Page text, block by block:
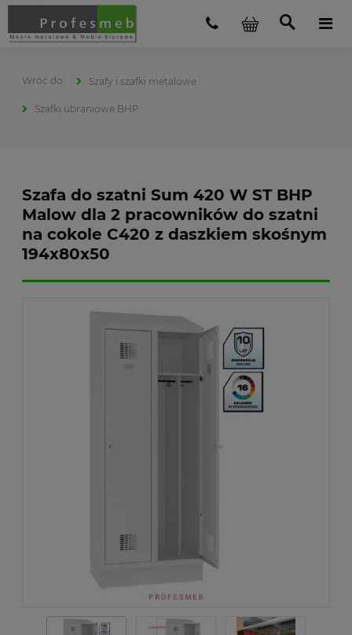
Szafy i szafki metalowe
Szafki ubraniowe BHP
Szafa do szatni Sum 420 W ST BHP
Malow dla 2 pracowników do szatni
na cokole C420 z daszkiem skośnym
194x80x50